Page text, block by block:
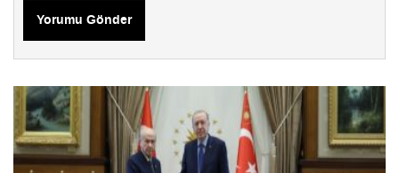
Yorumu Gönder